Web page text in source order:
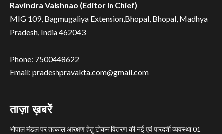
Ravindra Vaishnao (Editor in Chief)
MIG 109, Bagmugaliya Extension,Bhopal, Bhopal, Madhya
Pradesh, India 462043
Phone: 7500448622
Email: pradeshpravakta.com@gmail.com
ताज़ा ख़बरें
भोपाल मंडल पर तत्काल आरक्षण हेतु टोकन वितरण की नई एवं पारदर्शी व्यवस्था 01